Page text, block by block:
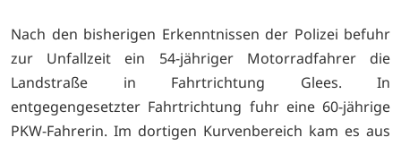
Nach den bisherigen Erkenntnissen der Polizei befuhr
zur Unfallzeit ein 54-jähriger Motorradfahrer die
Landstraße in Fahrtrichtung Glees. In
entgegengesetzter Fahrtrichtung fuhr eine 60-jährige
PKW-Fahrerin. Im dortigen Kurvenbereich kam es aus